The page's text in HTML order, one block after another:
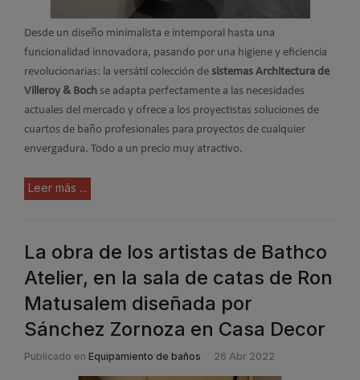
Desde un diseño minimalista e intemporal hasta una
funcionalidad innovadora, pasando por una higiene y eficiencia
revolucionarias: la versátil colección de sistemas Architectura de
Villeroy & Boch se adapta perfectamente a las necesidades
actuales del mercado y ofrece a los proyectistas soluciones de
cuartos de baño profesionales para proyectos de cualquier
envergadura. Todo a un precio muy atractivo.
Leer más ...
La obra de los artistas de Bathco
Atelier, en la sala de catas de Ron
Matusalem diseñada por
Sánchez Zornoza en Casa Decor
Publicado en Equipamiento de baños 26 Abr 2022